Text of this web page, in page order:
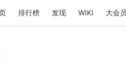
排行榜 发现 WIKI 大会